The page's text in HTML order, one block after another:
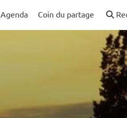
Agenda Coin du partage